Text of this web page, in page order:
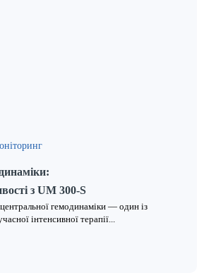
з UM 300-S
гемодинаміки — один із
інтенсивної терапії...